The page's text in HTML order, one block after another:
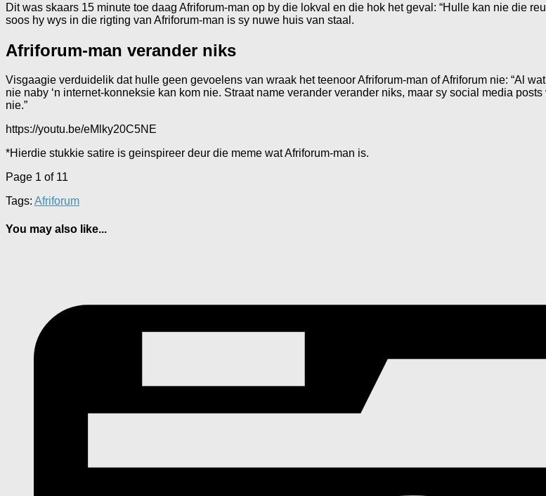
Dit was skaars 15 minute toe daag Afriforum-man op by die lokval en die hok het geval: “Hulle kan nie die
soos hy wys in die rigting van Afriforum-man is sy nuwe huis van staal.
Afriforum-man verander niks
Visgaagie verduidelik dat hulle geen gevoelens van wraak het teenoor Afriforum-man of Afriforum nie: “Al
nie naby ‘n internet-konneksie kan kom nie. Straat name verander verander niks, maar sy social media
nie.”
https://youtu.be/eMlky20C5NE
*Hierdie stukkie satire is geinspireer deur die meme wat Afriforum-man is.
Page 1 of 11
Tags: Afriforum
You may also like...